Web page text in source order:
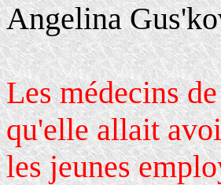
Angelina
Les médecins
qu'elle allait
les jeunes